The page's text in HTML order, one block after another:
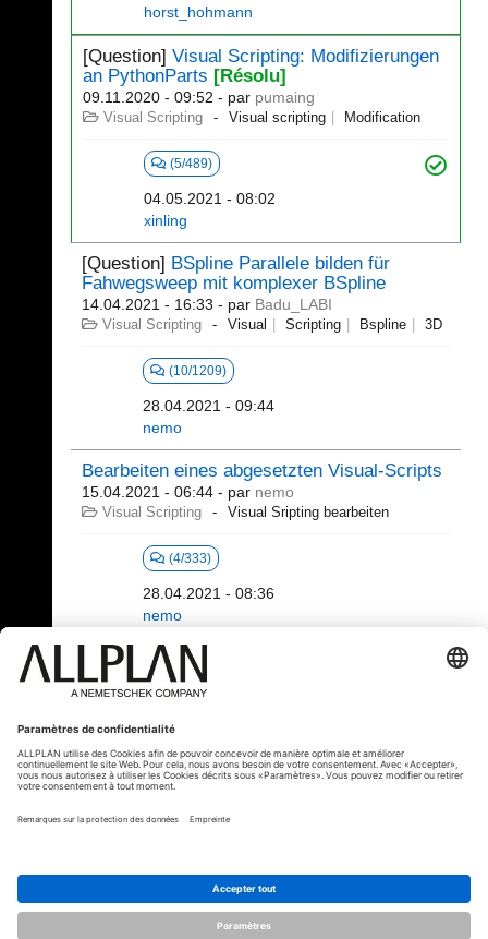
horst_hohmann
[Question] Visual Scripting: Modifizierungen
an PythonParts [Résolu]
09.11.2020 - 09:52 - par pumaing
Visual Scripting Visual scripting Modification
(5/489)
04.05.2021 - 08:02
xinling
[Question] BSpline Parallele bilden für
Fahwegsweep mit komplexer BSpline
14.04.2021 - 16:33 - par Badu_LABI
Visual Scripting Visual Scripting Bspline 3D
(10/1209)
28.04.2021 - 09:44
nemo
Bearbeiten eines abgesetzten Visual-Scripts
15.04.2021 - 06:44 - par nemo
Visual Scripting Visual Sripting bearbeiten
(4/333)
28.04.2021 - 08:36
nemo
321 - 340 (392)
© ALLPLAN France ALLPLAN fait partie deNemetschek Group